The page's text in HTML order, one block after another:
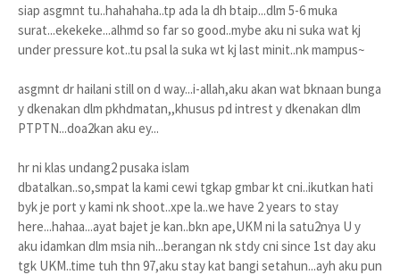
siap asgmnt tu..hahahaha..tp ada la dh btaip...dlm 5-6 muka
surat...ekekeke...alhmd so far so good..mybe aku ni suka wat kj
under pressure kot..tu psal la suka wt kj last minit..nk mampus~
asgmnt dr hailani still on d way...i-allah,aku akan wat bknaan bunga
y dkenakan dlm pkhdmatan,,khusus pd intrest y dkenakan dlm
PTPTN...doa2kan aku ey...
hr ni klas undang2 pusaka islam
dbatalkan..so,smpat la kami cewi tgkap gmbar kt cni..ikutkan hati
byk je port y kami nk shoot..xpe la..we have 2 years to stay
here...hahaa...ayat bajet je kan..bkn ape,UKM ni la satu2nya U y
aku idamkan dlm msia nih...berangan nk stdy cni since 1st day aku
tgk UKM..time tuh thn 97,aku stay kat bangi setahun...ayh aku pun